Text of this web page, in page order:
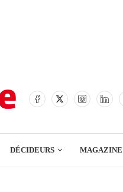
DÉCIDEURS MAGAZINE